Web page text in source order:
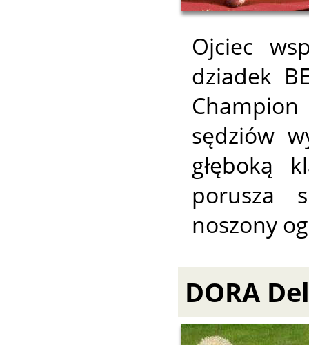
Ojciec
dziadek
sędziów
głęboką
porusza
noszony
DORA